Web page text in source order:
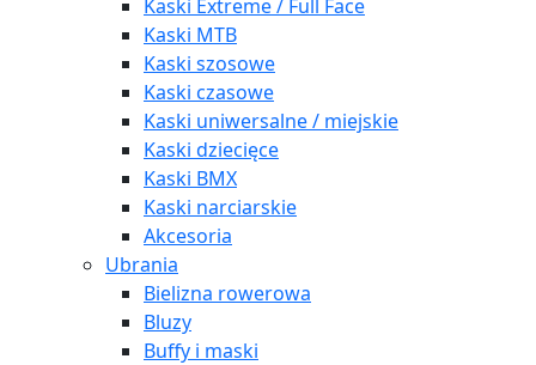
Kaski Extreme / Full Face
Kaski MTB
Kaski szosowe
Kaski czasowe
Kaski uniwersalne / miejskie
Kaski dziecięce
Kaski BMX
Kaski narciarskie
Akcesoria
Ubrania
Bielizna rowerowa
Bluzy
Buffy i maski